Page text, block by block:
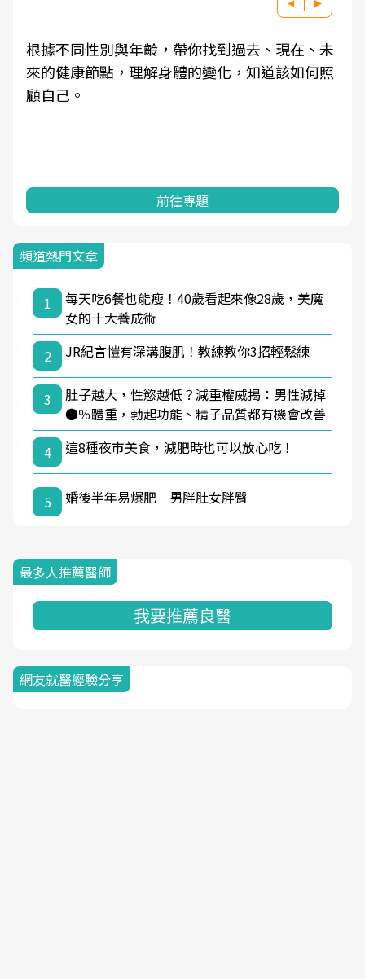
根據不同性別與年齡，帶你找到過去、現在、未
來的健康節點，理解身體的變化，知道該如何照
顧自己。
前往專題
頻道熱門文章
1
每天吃6餐也能瘦！40歲看起來像28歲，美魔
女的十大養成術
2
JR紀言愷有深溝腹肌！教練教你3招輕鬆練
3
肚子越大，性慾越低？減重權威揭：男性減掉
●％體重，勃起功能、精子品質都有機會改善
4
這8種夜市美食，減肥時也可以放心吃！
5 婚後半年易爆肥 男胖肚女胖臀
最多人推薦醫師
我要推薦良醫
網友就醫經驗分享